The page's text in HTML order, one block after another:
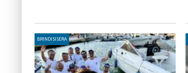
BRINDISISERA